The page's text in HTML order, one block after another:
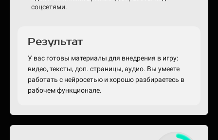
соцсетями.
Результат
У вас готовы материалы для внедрения в игру:
видео, тексты, доп. страницы, аудио. Вы умеете
работать с нейросетью и хорошо разбираетесь в
рабочем функционале.